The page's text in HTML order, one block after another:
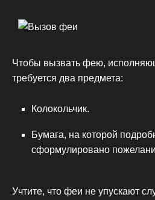
Чтобы вызвать фею,
требуется два предмета:
Колокольчик.
Бумага, на которой
сформулировано
Учтите, что феи не упускают